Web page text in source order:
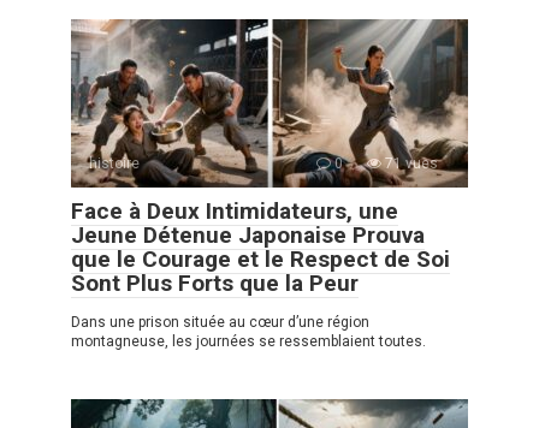
histoire 0 71 vues
Face à Deux Intimidateurs, une
Jeune Détenue Japonaise Prouva
que le Courage et le Respect de Soi
Sont Plus Forts que la Peur
Dans une prison située au cœur d’une région
montagneuse, les journées se ressemblaient toutes.